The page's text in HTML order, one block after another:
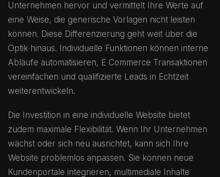
Unternehmen hervor und vermittelt Ihre Werte auf
eine Weise, die generische Vorlagen nicht leisten
können. Diese Differenzierung geht weit über die
Optik hinaus. Individuelle Funktionen können interne
Abläufe automatisieren, E Commerce Transaktionen
vereinfachen und qualifizierte Leads in Echtzeit
weiterentwickeln.
Die Investition in eine individuelle Website bietet
zudem maximale Flexibilität. Wenn Ihr Unternehmen
wächst oder sich neu ausrichtet, kann sich Ihre
Website problemlos anpassen. Sie können neue
Kundenportale integrieren, multimediale Inhalte